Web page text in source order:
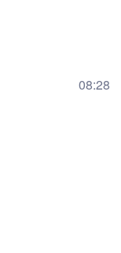
08:28